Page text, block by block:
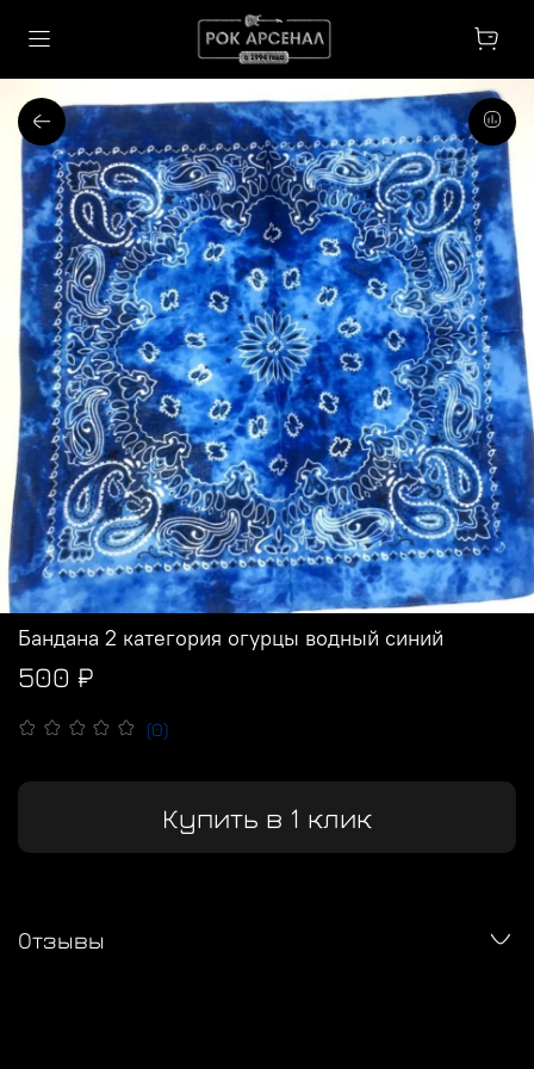
(0)
Бандана 2 категория огурцы водный синий
500 ₽
Купить в 1 клик
Отзывы